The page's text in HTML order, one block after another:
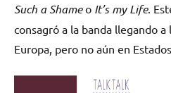
Such a Shameo It’s my Life.
consagró a la banda llegando
Europa, pero no aún en